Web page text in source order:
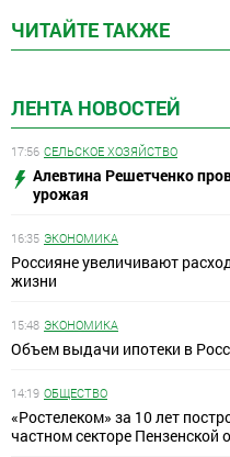
ЛЕНТА НОВОСТЕЙ
17:56 СЕЛЬСКОЕ ХОЗЯЙСТВО
Алевтина Решетченко
урожая
16:35 ЭКОНОМИКА
Россияне увеличивают
жизни
15:48 ЭКОНОМИКА
Объем выдачи ипотеки в
14:19 ОБЩЕСТВО
«Ростелеком» за 10 лет
частном секторе Пензенской
ЧИТАЙТЕ ТАКЖЕ